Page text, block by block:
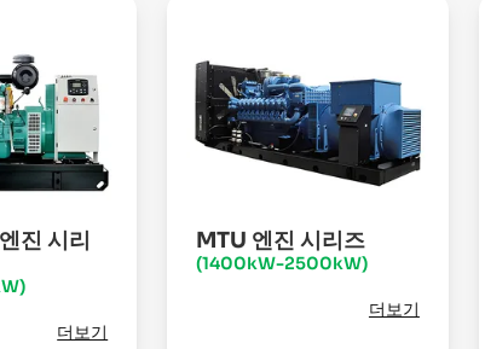
진 시리
더보기
MTU 엔진 시리즈
(1400kW-2500kW)
더보기